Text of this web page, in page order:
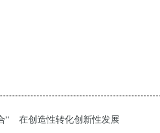
” 在创造性转化创新性发展